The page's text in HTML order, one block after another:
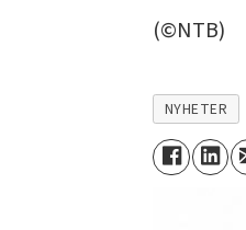
(©NTB)
NYHETER